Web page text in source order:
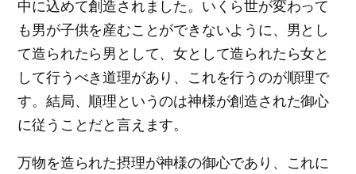
中に込めて創造されました。いくら世が変わって
も男が子供を産むことができないように、男とし
て造られたら男として、女として造られたら女と
して行うべき道理があり、これを行うのが順理で
す。結局、順理というのは神様が創造された御心
に従うことだと言えます。
万物を造られた摂理が神様の御心であり、これに